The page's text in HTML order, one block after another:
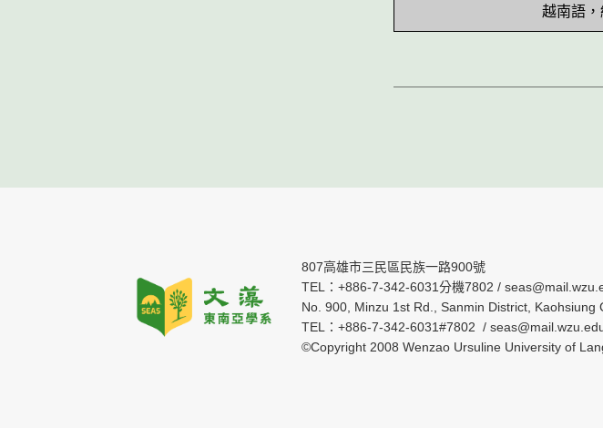
越南語，
807高雄市三民區民族一路900號
TEL：+886-7-342-6031分機7802 /
No. 900, Minzu 1st Rd., Sanmin District, Kaohsiung
TEL：+886-7-342-6031#7802 /
©Copyright 2008 Wenzao Ursuline University of